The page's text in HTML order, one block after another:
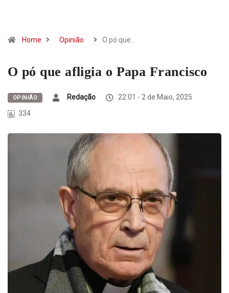
Home Opinião O pó que…
O pó que afligia o Papa Francisco
OPINIÃO Redação
22:01 - 2 de Maio, 2025
334